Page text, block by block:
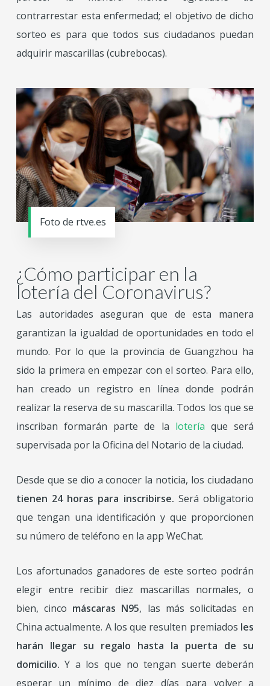
contrarrestar esta enfermedad; el objetivo de dicho
sorteo es para que todos sus ciudadanos puedan
adquirir mascarillas (cubrebocas).
Foto de rtve.es
¿Cómo participar en la
lotería del Coronavirus?
Las autoridades aseguran que de esta manera
garantizan la igualdad de oportunidades en todo el
mundo. Por lo que la provincia de Guangzhou ha
sido la primera en empezar con el sorteo. Para ello,
han creado un registro en línea donde podrán
realizar la reserva de su mascarilla. Todos los que se
inscriban formarán parte de la lotería que será
supervisada por la Oficina del Notario de la ciudad.
Desde que se dio a conocer la noticia, los ciudadano
tienen 24 horas para inscribirse. Será obligatorio
que tengan una identificación y que proporcionen
su número de teléfono en la app WeChat.
Los afortunados ganadores de este sorteo podrán
elegir entre recibir diez mascarillas normales, o
bien, cinco máscaras N95, las más solicitadas en
China actualmente. A los que resulten premiados les
harán llegar su regalo hasta la puerta de su
domicilio. Y a los que no tengan suerte deberán
esperar un mínimo de diez días para volver a